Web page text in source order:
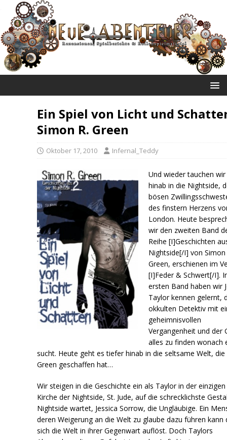
Ein Spiel von Licht und
Simon R. Green
Oktober 17, 2010 Infernal_Teddy
Und wieder tauchen wir
hinab in die Nightside,
bösen
des finstern Herzens
London. Heute
wir den zweiten Band
Reihe [I]Geschichten
Nightside[/I] von Simon
Green, erschienen im
[I]Feder & Schwert[/I].
ersten Band haben wir
Taylor kennen gelernt,
okkulten Detektiv mit
geheimnisvollen
Vergangenheit und der
alles zu finden wonach
sucht. Heute geht es tiefer hinab in die seltsame Welt, die
Green geschaffen hat…
Wir steigen in die Geschichte ein als Taylor in der einzigen
Kirche der Nightside, St. Jude, auf die schrecklichste
Nightside wartet, Jessica Sorrow, die Ungläubige. Ein
deren Weigerung an die Welt zu glaube dazu führen kann
sich die Welt in ihrer Gegenwart auflöst. Doch Taylors